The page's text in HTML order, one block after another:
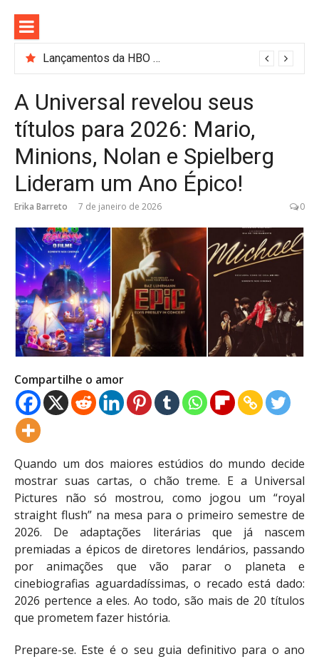
para
conteúdo
Curso Gratuito de Gastronomia e Barismo em SP: Nestlé Abre 100 Vagas
A Universal revelou seus
títulos para 2026: Mario,
Minions, Nolan e Spielberg
Lideram um Ano Épico!
Erika Barreto 7 de janeiro de 2026 0
Compartilhe o amor
Quando um dos maiores estúdios do mundo decide
mostrar suas cartas, o chão treme. E a Universal
Pictures não só mostrou, como jogou um “royal
straight flush” na mesa para o primeiro semestre de
2026. De adaptações literárias que já nascem
premiadas a épicos de diretores lendários, passando
por animações que vão parar o planeta e
cinebiografias aguardadíssimas, o recado está dado:
2026 pertence a eles. Ao todo, são mais de 20 títulos
que prometem fazer história.
Prepare-se. Este é o seu guia definitivo para o ano